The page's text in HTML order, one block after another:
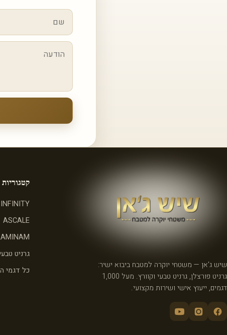
שיש ג'אן — משטחי יוקרה למטבח ביבוא ישיר:
גרניט פורצלן, גרניט טבעי וקוורץ. מעל 1,000
דגמים, ייעוץ אישי ושירות מקצועי.
קטגוריות
INFINITY
ASCALE
גרניט
כל דגמי